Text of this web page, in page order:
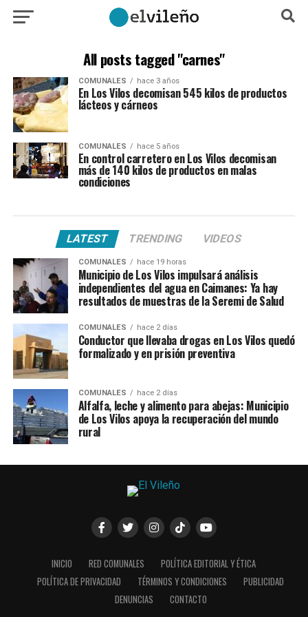
All posts tagged "carnes"
COMUNALES hace 3 años
En Los Vilos decomisan 545 kilos de productos
lácteos y cárneos
COMUNALES hace 5 años
En control carretero en Los Vilos decomisan
más de 140 kilos de productos en malas
condiciones
LATEST TRENDING VIDEOS
COMUNALES hace 19 horas
Municipio de Los Vilos impulsará análisis
independientes del agua en Caimanes: Ya hay
resultados de muestras de la Seremi de Salud
COMUNALES hace 2 días
Conductor que llevaba drogas en Los Vilos quedó
formalizado y en prisión preventiva
COMUNALES hace 2 días
Alfalfa, leche y alimento para abejas: Municipio
de Los Vilos apoya la recuperación del mundo
rural
INICIO RED COMUNALES
POLÍTICA EDITORIAL Y ÉTICA
POLÍTICA DE PRIVACIDAD
TÉRMINOS Y CONDICIONES
PUBLICIDAD
DENUNCIAS
CONTACTO